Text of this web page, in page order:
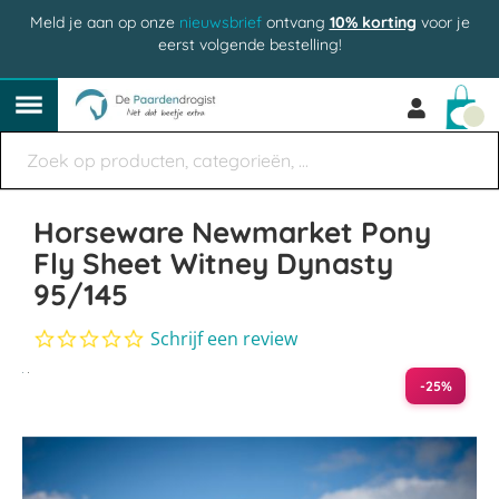
Meld je aan op onze nieuwsbriefontvang 10% korting voor je
eerst volgende bestelling!
Horseware Newmarket Pony
Fly Sheet Witney Dynasty
95/145
0.0
star
Schrijf een review
-25%
einde
de